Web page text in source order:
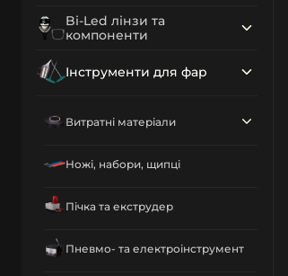
Bi-Led лінзи та
компоненти
Інструменти для фар
Витратні матеріали
Ножі, набори, щипці
Пічка та екструдер
Пневмо- та електроінструмент